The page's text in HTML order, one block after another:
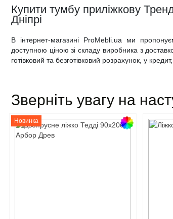
Купити тумбу приліжкову
Дніпрі
В інтернет-магазині ProMebli.ua ми
доступною ціною зі складу виробника з
готівковий та безготівковий розрахунок, у
Зверніть увагу на
Новинка